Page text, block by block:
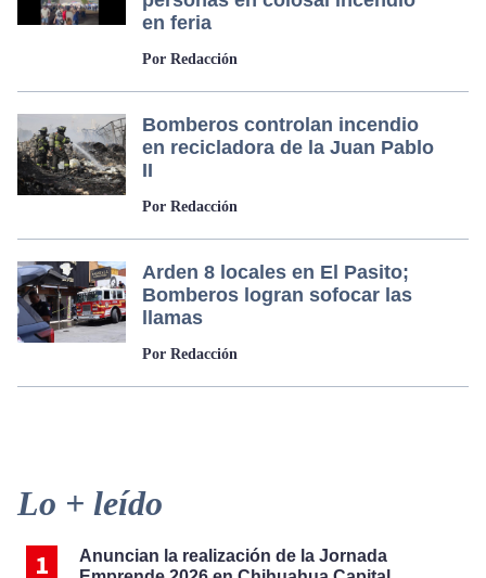
en feria
Por Redacción
Bomberos controlan incendio
en recicladora de la Juan Pablo
II
Por Redacción
Arden 8 locales en El Pasito;
Bomberos logran sofocar las
llamas
Por Redacción
Primary
Sidebar
Lo + leído
Anuncian la realización de la Jornada